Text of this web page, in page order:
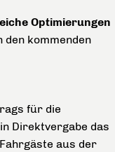
Optimierungen
den kommenden
für die
Direktvergabe das
aus der